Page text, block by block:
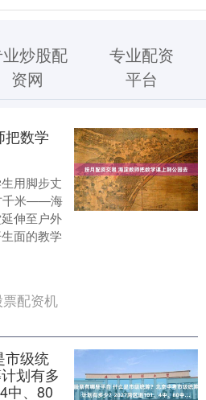
炒股配
资网
专业配资
平台
把数学
用脚步丈
千米——海
伸至户外
面的教学
配资机
市级统
划有多
中、80